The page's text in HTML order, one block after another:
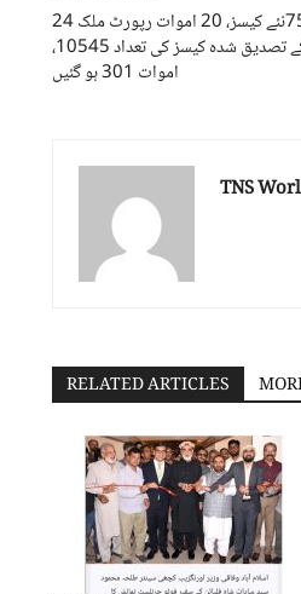
24 گھنٹوں کے دوران 751نئے کیسز، 20 اموات رپورٹ ملک
میں کورونا وائرس کے تصدیق شدہ کیسز کی تعداد 10545،
اموات 301 ہو گئیں
TNS
RELATED ARTICLES